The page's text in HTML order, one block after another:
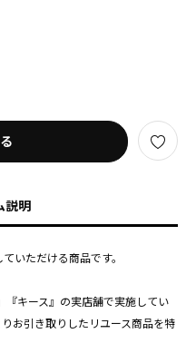
説明
いただける商品です。
『キース』の実店舗で実施してい
お引き取りしたリユース商品を特